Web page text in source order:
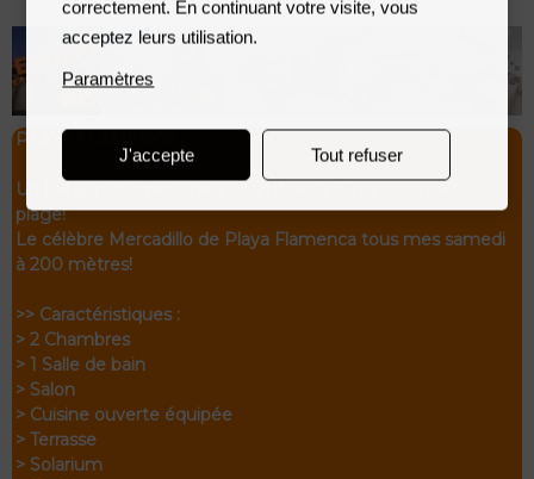
PLAYA FLAMENCA
Un bel appartement de 2 chambres à 15 minutes de la
plage!
Le célèbre Mercadillo de Playa Flamenca tous mes samedi
à 200 mètres!
>> Caractéristiques :
> 2 Chambres
> 1 Salle de bain
> Salon
> Cuisine ouverte équipée
> Terrasse
> Solarium
correctement. En continuant votre visite, vous
acceptez leurs utilisation.
Paramètres
J'accepte Tout refuser